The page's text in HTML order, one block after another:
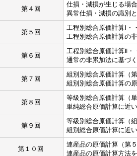
第４回
仕損・減損が生じる場
異常仕損・減損の識別
第５回
工程別総合原価計算Ⅰ・
工程別総合原価計算の
第６回
工程別総合原価計算Ⅱ・
通常の非累加法に基づ
第７回
組別別総合原価計算（
組別別総合原価計算の
第８回
等級別総合原価計算（
単純総合原価計算に近
第９回
等級別総合原価計算（
組別総合原価計算に近
第１０回
連産品の原価計算（第５
連産品の原価計算方法